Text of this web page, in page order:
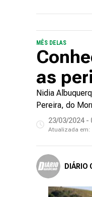
MÊS DELAS
as
Nidia
Pereira, do
23/03/2024 -
Atualizada em:
DIÁRIO